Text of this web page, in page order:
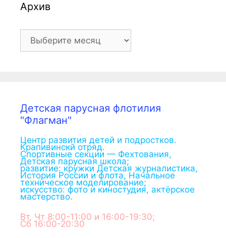
Архив
Архив
Детская парусная флотилия
"Флагман"
Центр развития детей и подростков.
Крапивинскй отряд.
Спортивные секции — Фехтования,
Детская парусная школа;
развитие: кружки Детская журналистика,
История России и флота, Начальное
техническое моделирование;
искусство: фото и киностудия, актёрское
мастерство.
Вт, Чт 8:00-11:00 и 16:00-19:30;
Сб 16:00-20:30